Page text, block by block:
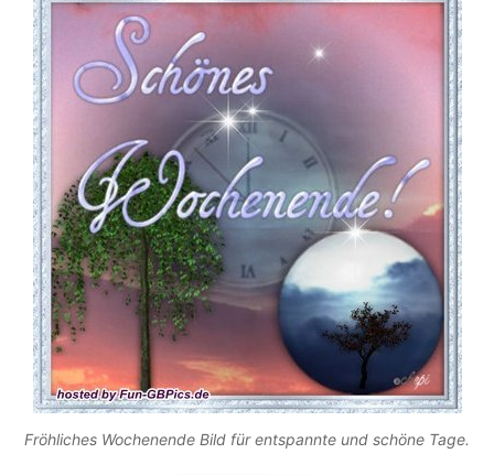
Fröhliches Wochenende Bild für entspannte und schöne Tage.